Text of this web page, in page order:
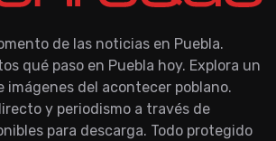
de las noticias en Puebla.
qué paso en Puebla hoy. Explora un
imágenes del acontecer poblano.
y periodismo a través de
para descarga. Todo protegido